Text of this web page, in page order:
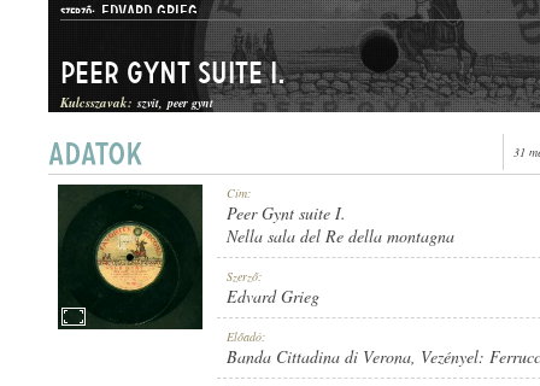
SZERZŐ: EDVARD GRIEG
SZVIT
1910 KÖRÜL
Peer Gynt suite I.
Kulcsszavak: szvit peer gynt
31
Cím:
Peer Gynt suite I.
Nella sala del Re della montagna
Szerző:
Edvard Grieg
Előadó:
Banda Cittadina di Verona, Vezényel: